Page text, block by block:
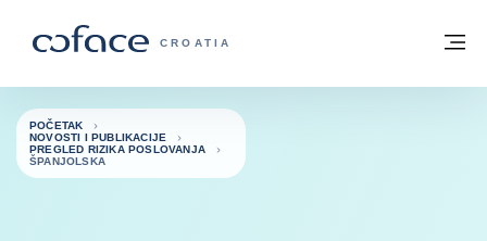
COFACE FOR TRADE - POČETNA
CROATIA
Povratak na početnu stranicu
POČETAK
NOVOSTI I PUBLIKACIJE
PREGLED RIZIKA POSLOVANJA
ŠPANJOLSKA